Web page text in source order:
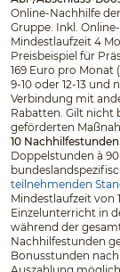
Online-Nachhilfe
Gruppe. Inkl.
Mindestlaufzeit 4
Preisbeispiel für
169 Euro pro Monat
9-10 oder 12-13 und
Verbindung mit
Rabatten. Gilt nicht
geförderten
10
Doppelstunden à
teilnehmenden
Mindestlaufzeit von
Einzelunterricht in
während der
Nachhilfestunden
Bonusstunden